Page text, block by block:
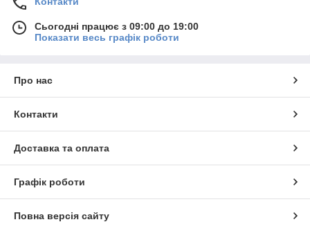
Сьогодні працює з 09:00 до 19:00
Показати весь графік роботи
Про нас
Контакти
Доставка та оплата
Графік роботи
Повна версія сайту